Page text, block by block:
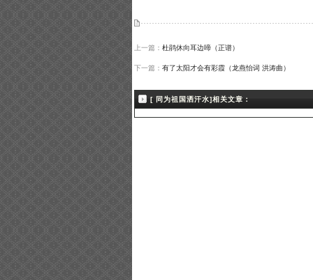
上一篇： 杜鹃休向耳边啼（正谱）
下一篇： 有了太阳才会有彩霞（龙燕怡词 洪涛曲）
[ 同为祖国洒汗水]相关文章：